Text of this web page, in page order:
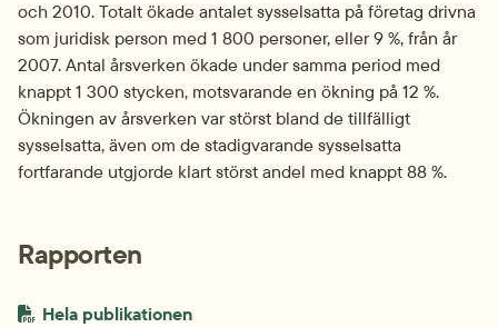
och 2010. Totalt ökade antalet sysselsatta på företag drivna
som juridisk person med 1 800 personer, eller 9 %, från år
2007. Antal årsverken ökade under samma period med
knappt 1 300 stycken, motsvarande en ökning på 12 %.
Ökningen av årsverken var störst bland de tillfälligt
sysselsatta, även om de stadigvarande sysselsatta
fortfarande utgjorde klart störst andel med knappt 88 %.
Rapporten
PDF-fil.
Hela publikationenpdf, 921.1 kB.